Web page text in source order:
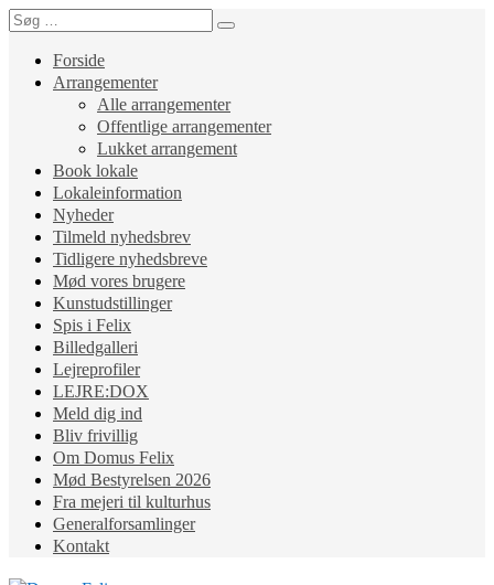
Forside
Arrangementer
Alle arrangementer
Offentlige arrangementer
Lukket arrangement
Book lokale
Lokaleinformation
Nyheder
Tilmeld nyhedsbrev
Tidligere nyhedsbreve
Mød vores brugere
Kunstudstillinger
Spis i Felix
Billedgalleri
Lejreprofiler
LEJRE:DOX
Meld dig ind
Bliv frivillig
Om Domus Felix
Mød Bestyrelsen 2026
Fra mejeri til kulturhus
Generalforsamlinger
Kontakt